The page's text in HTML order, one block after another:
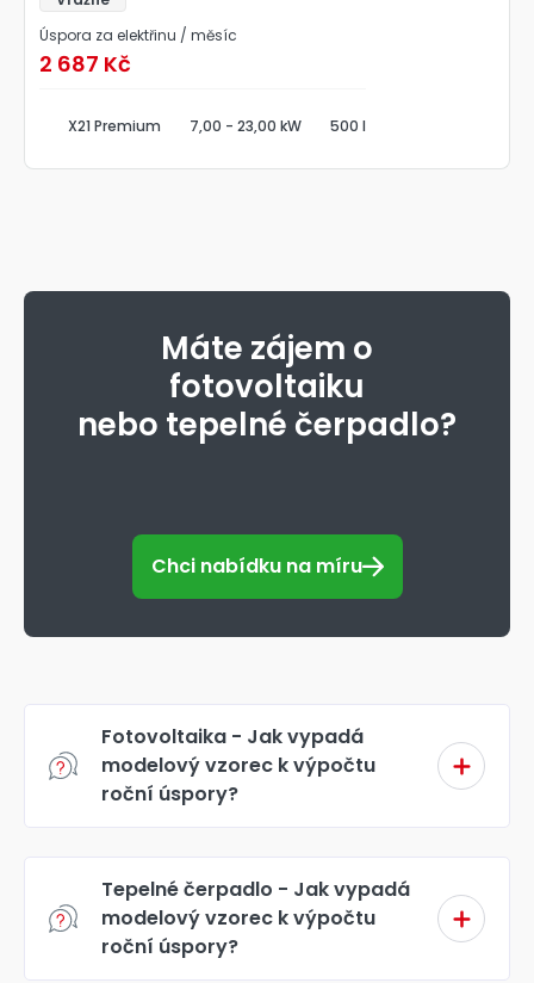
Úspora za elektřinu / měsíc
2 687 Kč
X21 Premium 7,00 - 23,00 kW 500 l
Máte zájem o
fotovoltaiku
nebo tepelné čerpadlo?
Chci nabídku na míru
Fotovoltaika - Jak vypadá
modelový vzorec k výpočtu
roční úspory?
Tepelné čerpadlo - Jak vypadá
modelový vzorec k výpočtu
roční úspory?